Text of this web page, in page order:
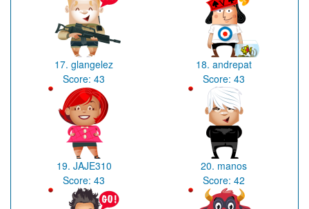
17. glangelez
Score:43
18. andrepat
Score:43
19. JAJE310
Score:43
20. manos
Score:42